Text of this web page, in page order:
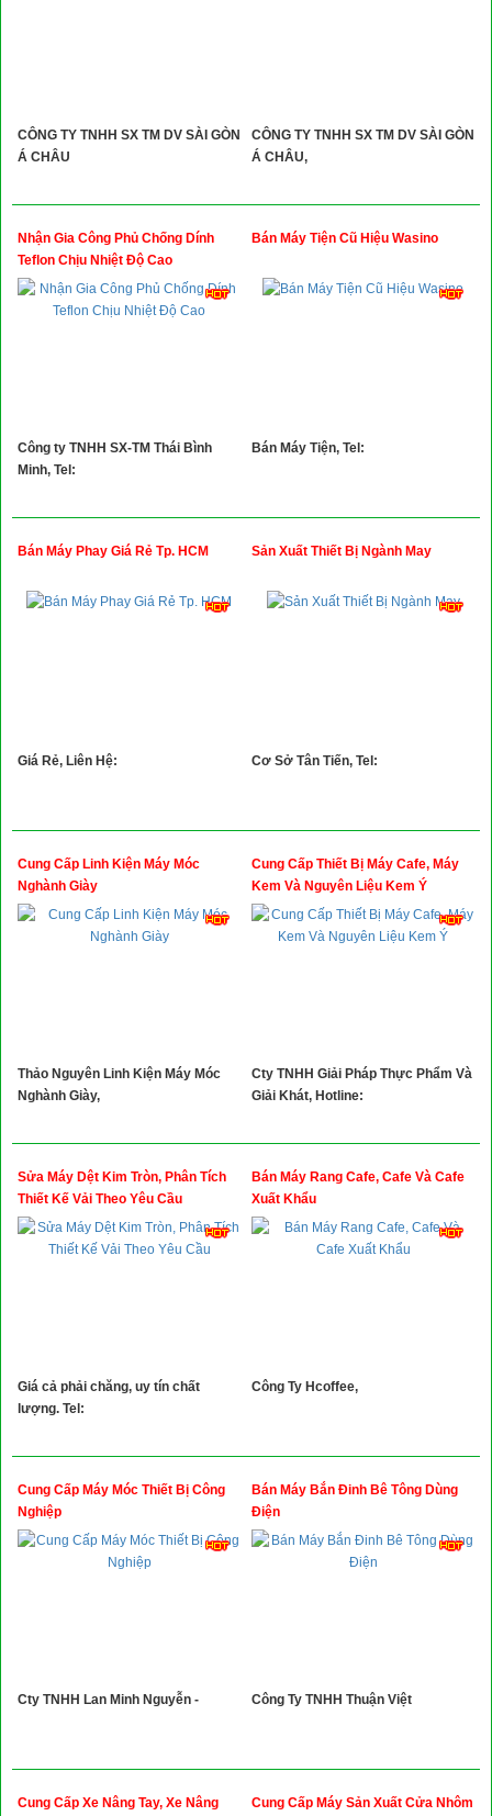
CÔNG TY TNHH SX TM DV SÀI GÒN
Á CHÂU
CÔNG TY TNHH SX TM DV SÀI GÒN
Á CHÂU,
Nhận Gia Công Phủ Chống Dính
Teflon Chịu Nhiệt Độ Cao
Công ty TNHH SX-TM Thái Bình
Minh, Tel:
Bán Máy Tiện Cũ Hiệu Wasino
Bán Máy Tiện, Tel:
Bán Máy Phay Giá Rẻ Tp. HCM
Giá Rẻ, Liên Hệ:
Sản Xuất Thiết Bị Ngành May
Cơ Sở Tân Tiến, Tel:
Cung Cấp Linh Kiện Máy Móc
Nghành Giày
Thảo Nguyên Linh Kiện Máy Móc
Nghành Giày,
Cung Cấp Thiết Bị Máy Cafe, Máy
Kem Và Nguyên Liệu Kem Ý
Cty TNHH Giải Pháp Thực Phẩm Và
Giải Khát, Hotline:
Sửa Máy Dệt Kim Tròn, Phân Tích
Thiết Kế Vải Theo Yêu Cầu
Giá cả phải chăng, uy tín chất
lượng. Tel:
Bán Máy Rang Cafe, Cafe Và Cafe
Xuất Khẩu
Công Ty Hcoffee,
Cung Cấp Máy Móc Thiết Bị Công
Nghiệp
Cty TNHH Lan Minh Nguyễn -
Bán Máy Bắn Đinh Bê Tông Dùng
Điện
Công Ty TNHH Thuận Việt
Cung Cấp Xe Nâng Tay, Xe Nâng Cung Cấp Máy Sản Xuất Cửa Nhôm